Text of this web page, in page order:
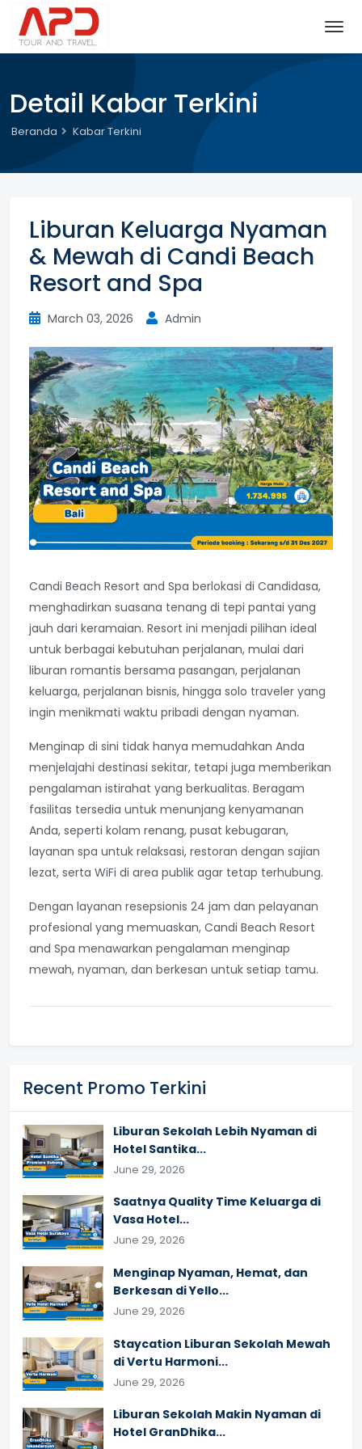
Detail Kabar Terkini
Beranda Kabar Terkini
Liburan Keluarga Nyaman
& Mewah di Candi Beach
Resort and Spa
March 03, 2026 Admin
Candi Beach Resort and Spa berlokasi di Candidasa,
menghadirkan suasana tenang di tepi pantai yang
jauh dari keramaian. Resort ini menjadi pilihan ideal
untuk berbagai kebutuhan perjalanan, mulai dari
liburan romantis bersama pasangan, perjalanan
keluarga, perjalanan bisnis, hingga solo traveler yang
ingin menikmati waktu pribadi dengan nyaman.
Menginap di sini tidak hanya memudahkan Anda
menjelajahi destinasi sekitar, tetapi juga memberikan
pengalaman istirahat yang berkualitas. Beragam
fasilitas tersedia untuk menunjang kenyamanan
Anda, seperti kolam renang, pusat kebugaran,
layanan spa untuk relaksasi, restoran dengan sajian
lezat, serta WiFi di area publik agar tetap terhubung.
Dengan layanan resepsionis 24 jam dan pelayanan
profesional yang memuaskan, Candi Beach Resort
and Spa menawarkan pengalaman menginap
mewah, nyaman, dan berkesan untuk setiap tamu.
Recent Promo Terkini
Liburan Sekolah Lebih Nyaman di
Hotel Santika...
June 29, 2026
Saatnya Quality Time Keluarga di
Vasa Hotel...
June 29, 2026
Menginap Nyaman, Hemat, dan
Berkesan di Yello...
June 29, 2026
Staycation Liburan Sekolah Mewah
di Vertu Harmoni...
June 29, 2026
Liburan Sekolah Makin Nyaman di
Hotel GranDhika...